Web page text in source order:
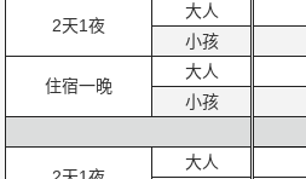
2天1夜
大人
小孩
住宿一晚
大人
小孩
大人